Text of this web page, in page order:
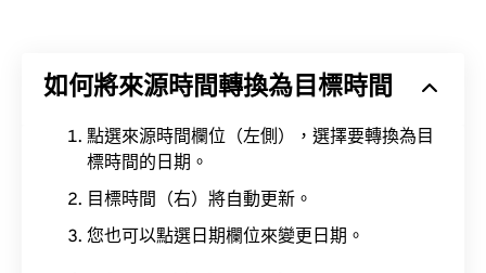
如何將來源時間轉換為目標時間
點選來源時間欄位（左側），選擇要轉換為目
標時間的日期。
目標時間（右）將自動更新。
您也可以點選日期欄位來變更日期。